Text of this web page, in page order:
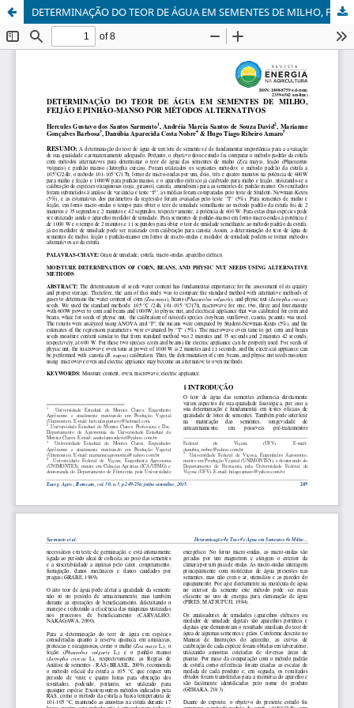
DETERMINAÇÃO DO TEOR DE ÁGUA EM SEMENTES DE MILHO, FEIJÃO E PINHÃO-MANSO POR MÉTODOS ALTERNATIVOS